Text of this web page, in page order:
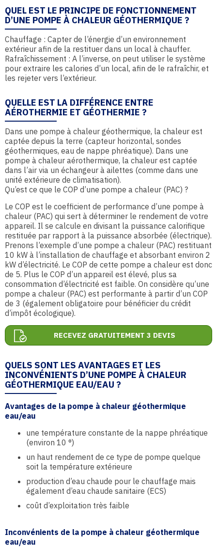
QUEL EST LE PRINCIPE DE FONCTIONNEMENT
D’UNE POMPE À CHALEUR GÉOTHERMIQUE ?
Chauffage : Capter de l’énergie d’un environnement
extérieur afin de la restituer dans un local à chauffer.
Rafraîchissement : A l’inverse, on peut utiliser le système
pour extraire les calories d’un local, afin de le rafraîchir, et
les rejeter vers l’extérieur.
QUELLE EST LA DIFFÉRENCE ENTRE
AÉROTHERMIE ET GÉOTHERMIE ?
Dans une pompe à chaleur géothermique, la chaleur est
captée depuis la terre (capteur horizontal, sondes
géothermiques, eau de nappe phréatique). Dans une
pompe à chaleur aérothermique, la chaleur est captée
dans l’air via un échangeur à ailettes (comme dans une
unité extérieure de climatisation).
Qu’est ce que le COP d’une pompe a chaleur (PAC) ?
Le COP est le coefficient de performance d’une pompe à
chaleur (PAC) qui sert à déterminer le rendement de votre
appareil. Il se calcule en divisant la puissance calorifique
restituée par rapport à la puissance absorbée (électrique).
Prenons l’exemple d’une pompe a chaleur (PAC) restituant
10 kW à l’installation de chauffage et absorbant environ 2
kW d’électricité. Le COP de cette pompe a chaleur est donc
de 5. Plus le COP d’un appareil est élevé, plus sa
consommation d’électricité est faible. On considère qu’une
pompe a chaleur (PAC) est performante à partir d’un COP
de 3 (également obligatoire pour bénéficier du crédit
d’impôt écologique).
RECEVEZ GRATUITEMENT 3 DEVIS
QUELS SONT LES AVANTAGES ET LES
INCONVÉNIENTS D’UNE POMPE À CHALEUR
GÉOTHERMIQUE EAU/EAU ?
Avantages de la pompe à chaleur géothermique
eau/eau
une température constante de la nappe phréatique
(environ 10 °)
un haut rendement de ce type de pompe quelque
soit la température extérieure
production d’eau chaude pour le chauffage mais
également d’eau chaude sanitaire (ECS)
coût d’exploitation très faible
Inconvénients de la pompe à chaleur géothermique
eau/eau